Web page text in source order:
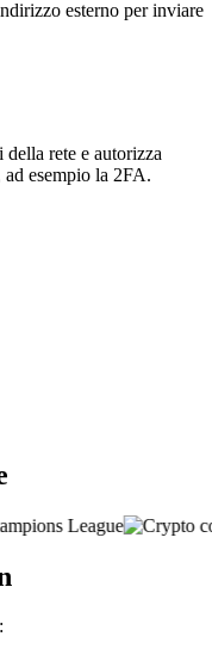
esterno per inviare
rete e autorizza
esempio la 2FA.